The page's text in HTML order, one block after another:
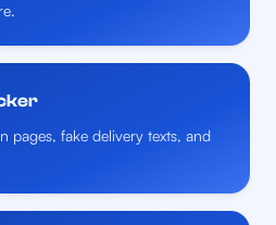
pages, fake delivery texts, and